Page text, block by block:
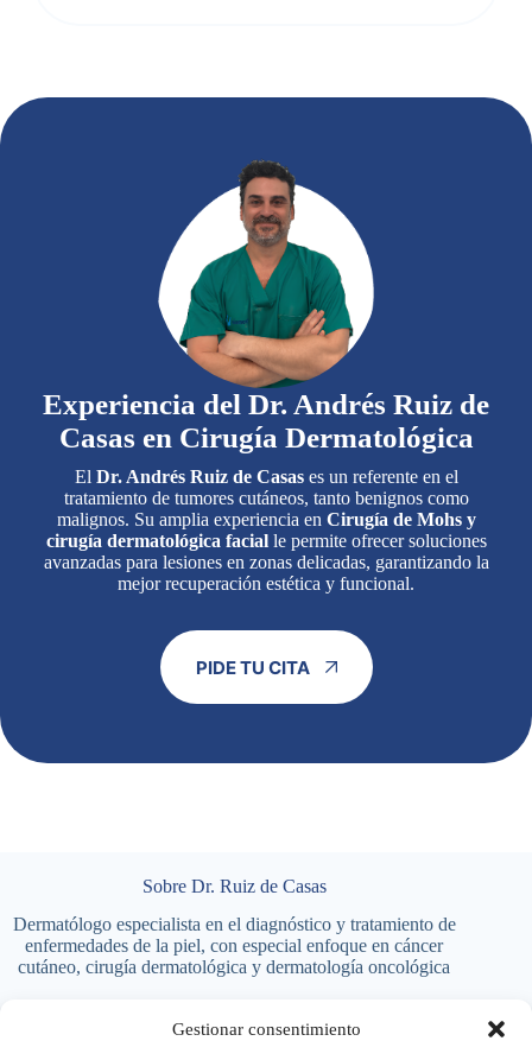
Gestionar consentimiento
Experiencia del Dr. Andrés Ruiz de
Casas en Cirugía Dermatológica
El Dr. Andrés Ruiz de Casases un referente en el
tratamiento de tumores cutáneos, tanto benignos como
malignos. Su amplia experiencia en Cirugía de Mohs y
cirugía dermatológica facialle permite ofrecer soluciones
avanzadas para lesiones en zonas delicadas, garantizando la
mejor recuperación estética y funcional.
PIDE TU CITA
Sobre Dr. Ruiz de Casas
Dermatólogo especialista en el diagnóstico y tratamiento de
enfermedades de la piel, con especial enfoque en cáncer
cutáneo, cirugía dermatológica y dermatología oncológica